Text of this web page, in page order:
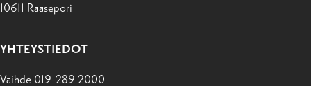
10611 Raasepori
YHTEYSTIEDOT
Vaihde 019-289 2000